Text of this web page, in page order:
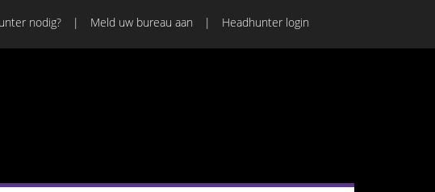
nodig? Meld uw bureau aan Headhunter login